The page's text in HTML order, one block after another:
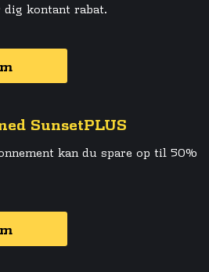
kontant rabat.
SunsetPLUS
kan du spare op til 50%